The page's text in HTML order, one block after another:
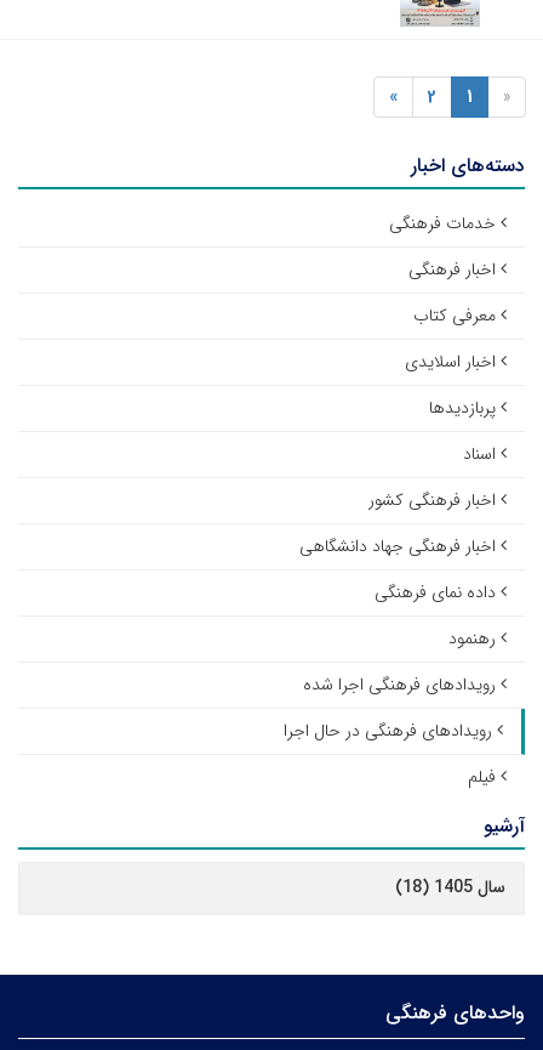
«
1
2
»
دسته‌های اخبار
خدمات فرهنگی
اخبار فرهنگی
معرفی کتاب
اخبار اسلایدی
پربازدیدها
اسناد
اخبار فرهنگی کشور
اخبار فرهنگی جهاد دانشگاهی
داده نمای فرهنگی
رهنمود
رویدادهای فرهنگی اجرا شده
رویدادهای فرهنگی در حال اجرا
فیلم
آرشیو
سال 1405 (18)
واحدهای فرهنگی